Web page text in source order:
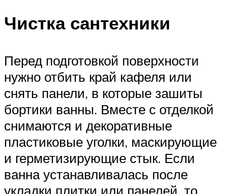
Чистка сантехники
Перед подготовкой поверхности
нужно отбить край кафеля или
снять панели, в которые зашиты
бортики ванны. Вместе с отделкой
снимаются и декоративные
пластиковые уголки, маскирующие
и герметизирующие стык. Если
ванна устанавливалась после
укладки плитки или панелей, то